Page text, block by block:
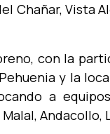
Chañar, Vista
con la
y la
a
Andacollo,